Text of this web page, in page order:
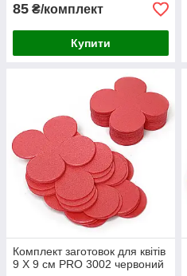
85 ₴/комплект
Купити
Комплект заготовок для квітів
9 Х 9 см PRO 3002 червоний